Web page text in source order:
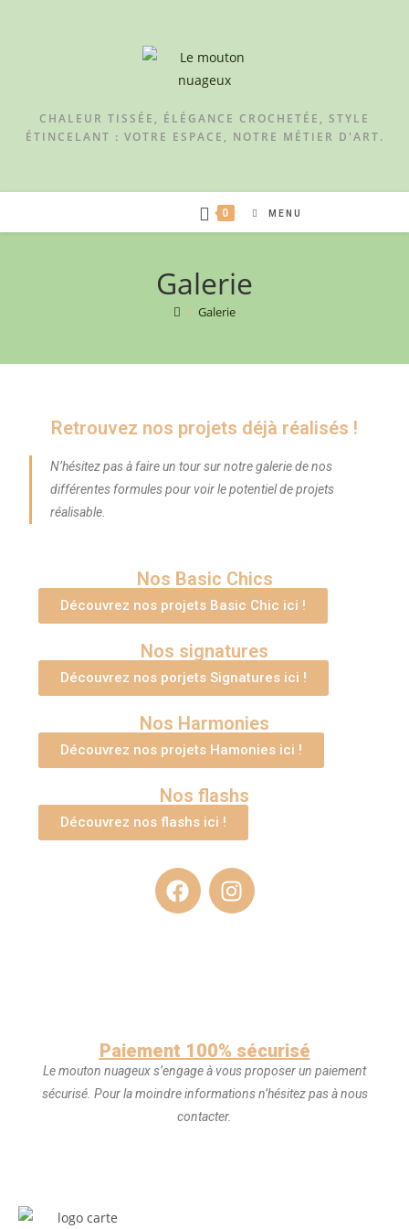
CHALEUR TISSÉE, ÉLÉGANCE CROCHETÉE, STYLE
ÉTINCELANT : VOTRE ESPACE, NOTRE MÉTIER D'ART.
0 MENU
Galerie
> Galerie
Retrouvez nos projets déjà réalisés !
N’hésitez pas à faire un tour sur notre galerie de nos
différentes formules pour voir le potentiel de projets
réalisable.
Nos Basic Chics
Découvrez nos projets Basic Chic ici !
Nos signatures
Découvrez nos porjets Signatures ici !
Nos Harmonies
Découvrez nos projets Hamonies ici !
Nos flashs
Découvrez nos flashs ici !
Paiement 100% sécurisé
Le mouton nuageux s’engage à vous proposer un paiement
sécurisé. Pour la moindre informations n’hésitez pas à nous
contacter.